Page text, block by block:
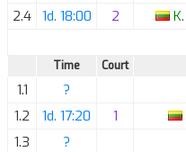
2.4 1d. 18:00 2 K.
Time Court
1.1
?
1.2
1d. 17:20 1
1.3
?